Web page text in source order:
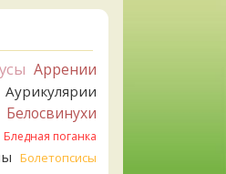
Аррении
Аурикулярии
Белосвинухи
Бледная поганка
Болетопсисы